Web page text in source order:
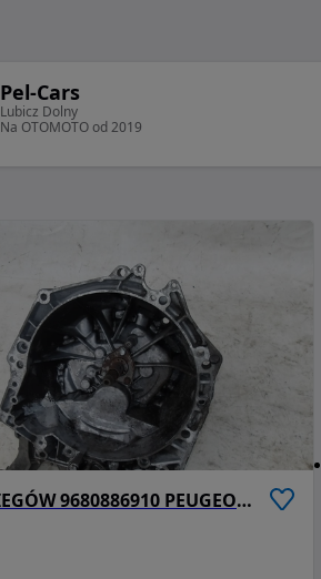
Pel-Cars
Lubicz Dolny
Na OTOMOTO od 2019
SKRZYNIA BIEGÓW 9680886910 PEUGEOT 407 1.6 HDI 29 F-VAT